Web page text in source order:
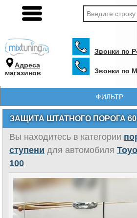
Адреса
магазинов
Звонки по
Звонки по
ФИЛЬТР
ЗАЩИТА ШТАТНОГО ПОРОГА
Вы находитесь в категории
ступени для автомобиля
100